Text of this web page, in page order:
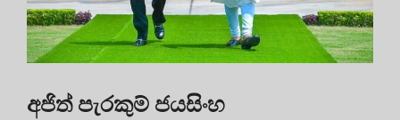
අජිත් පැරකුම් ජයසිංහ